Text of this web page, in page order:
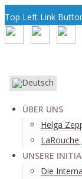
Top Left Link
ÜBER UNS
Helga
LaRouche
UNSERE
Die